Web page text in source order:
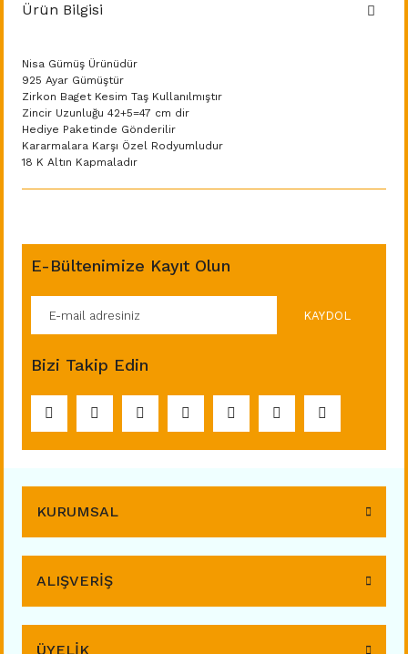
Ürün Bilgisi
Nisa Gümüş Ürünüdür
925 Ayar Gümüştür
Zirkon Baget Kesim Taş Kullanılmıştır
Zincir Uzunluğu 42+5=47 cm dir
Hediye Paketinde Gönderilir
Kararmalara Karşı Özel Rodyumludur
18 K Altın Kapmaladır
E-Bültenimize Kayıt Olun
KAYDOL
Bizi Takip Edin
KURUMSAL
ALIŞVERİŞ
ÜYELİK